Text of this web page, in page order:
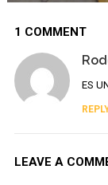
1 COMMENT
ES
LEAVE A